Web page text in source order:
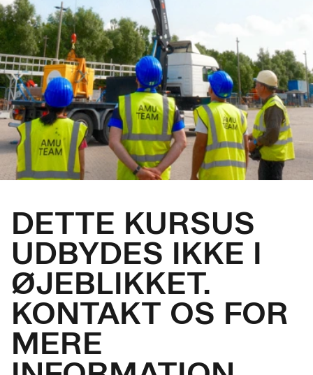
DETTE KURSUS
UDBYDES IKKE I
ØJEBLIKKET.
KONTAKT OS FOR
MERE